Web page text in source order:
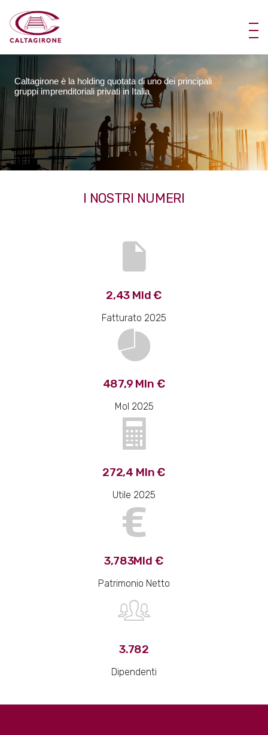
Caltagirone è la holding quotata di uno dei principali
gruppi imprenditoriali privati in Italia
I NOSTRI NUMERI
2,43 Mld €
Fatturato 2025
487,9 Mln €
Mol 2025
272,4 Mln €
Utile 2025
3,783Mld €
Patrimonio Netto
3.782
Dipendenti